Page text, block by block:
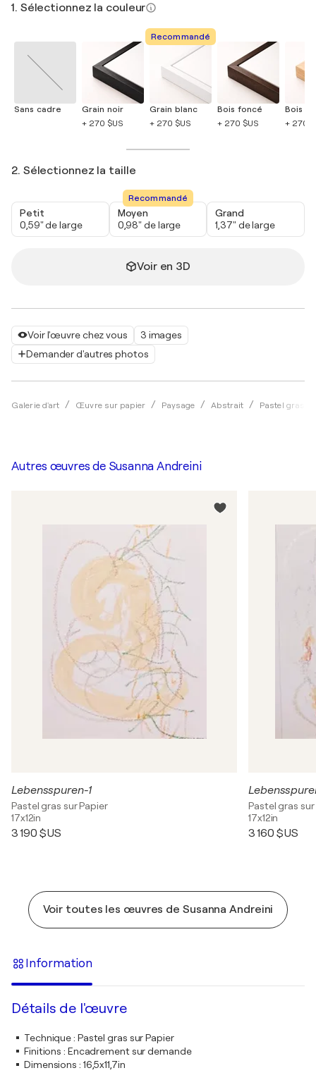
Voir l'œuvre chez vous
3 images
Demander d'autres photos
Galerie d'art Œuvre sur papier Paysage Abstrait Pastel gras
1. Sélectionnez la couleur
Sans cadre
Grain noir
+ 270 $US
Recommandé
Grain blanc
+ 270 $US
Bois foncé
+ 270 $US
Bois
+ 270
2. Sélectionnez la taille
Petit
0,59" de large
Recommandé
Moyen
0,98" de large
Grand
1,37" de large
Voir en 3D
Autres œuvres de Susanna Andreini
Lebensspuren-1
Pastel gras sur Papier
17x12in
3 190 $US
Pastel gras
17x12in
3 160 $US
Voir toutes les œuvres de Susanna Andreini
Information
Détails de l'œuvre
Technique: Pastel gras sur Papier
Finitions : Encadrement sur demande
Dimensions : 16,5x11,7in